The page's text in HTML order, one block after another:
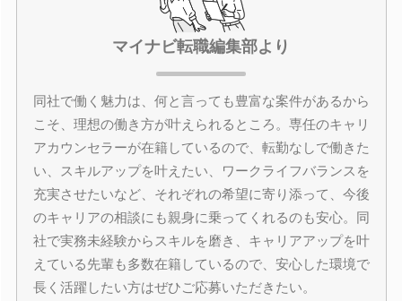
マイナビ転職編集部より
同社で働く魅力は、何と言っても豊富な案件があるから
こそ、理想の働き方が叶えられるところ。専任のキャリ
アカウンセラーが在籍しているので、転勤なしで働きた
い、スキルアップを叶えたい、ワークライフバランスを
充実させたいなど、それぞれの希望に寄り添って、今後
のキャリアの相談にも親身に乗ってくれるのも安心。同
社で実務未経験からスキルを磨き、キャリアアップを叶
えている先輩も多数在籍しているので、安心した環境で
長く活躍したい方はぜひご応募いただきたい。